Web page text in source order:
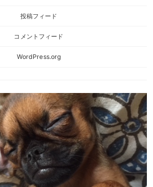
投稿フィード
コメントフィード
WordPress.org